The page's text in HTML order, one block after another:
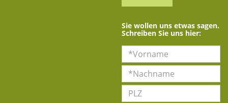
Sie wollen uns etwas sagen.
Schreiben Sie uns hier: